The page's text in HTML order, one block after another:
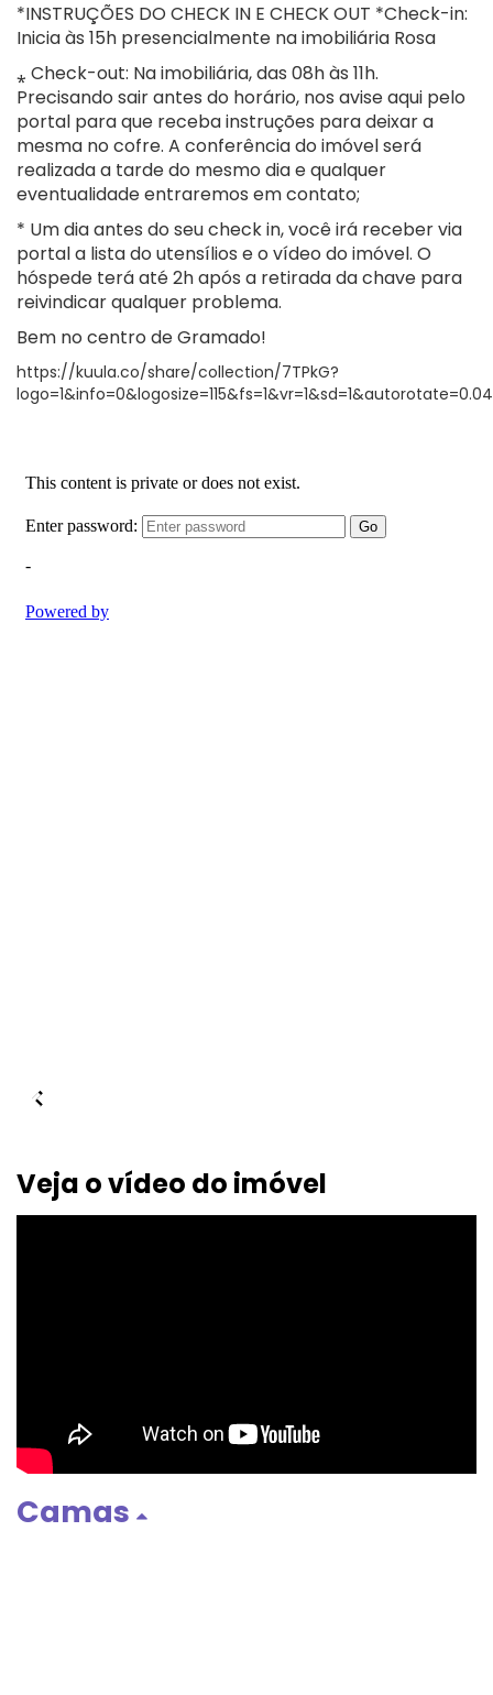
*INSTRUÇÕES DO CHECK IN E CHECK OUT *Check-in:
Inicia às 15h presencialmente na imobiliária Rosa
⁎ Check-out: Na imobiliária, das 08h às 11h.
Precisando sair antes do horário, nos avise aqui pelo
portal para que receba instruções para deixar a
mesma no cofre. A conferência do imóvel será
realizada a tarde do mesmo dia e qualquer
eventualidade entraremos em contato;
* Um dia antes do seu check in, você irá receber via
portal a lista do utensílios e o vídeo do imóvel. O
hóspede terá até 2h após a retirada da chave para
reivindicar qualquer problema.
Bem no centro de Gramado!
https://kuula.co/share/collection/7TPkG?
Veja o vídeo do imóvel
Camas